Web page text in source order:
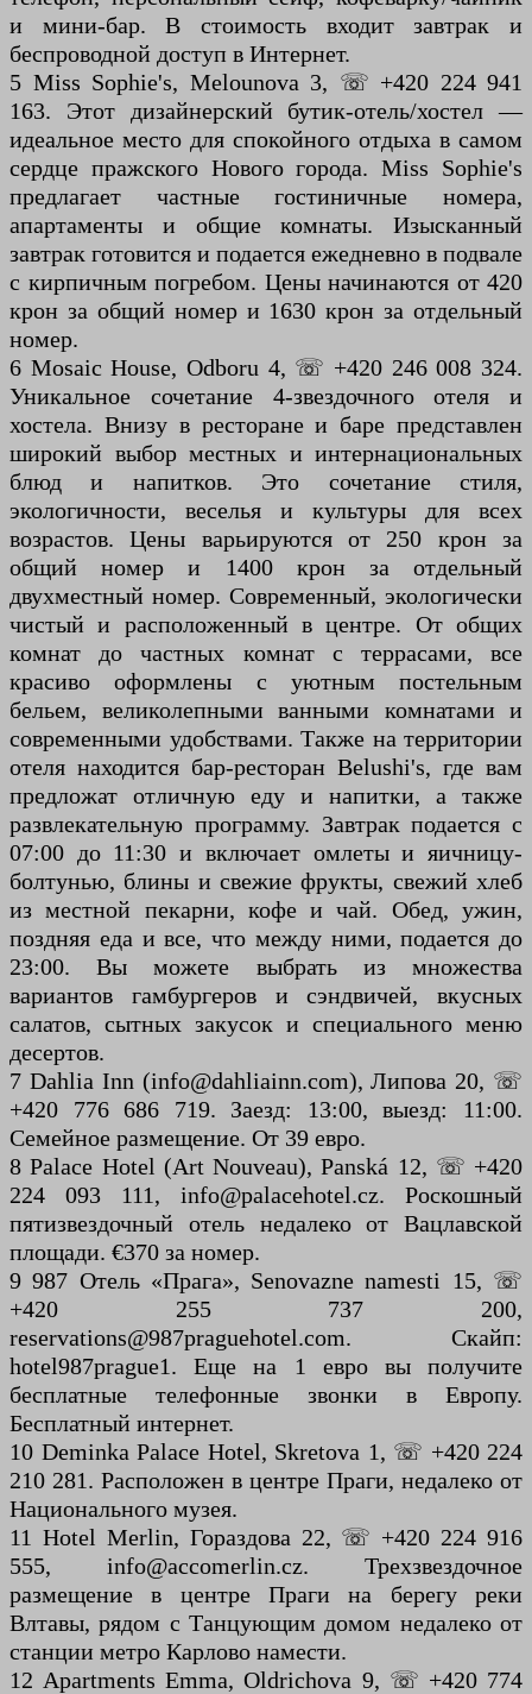
и мини-бар. В стоимость входит завтрак и
беспроводной доступ в Интернет.
5 Miss Sophie's, Melounova 3, ☏ +420 224 941
163. Этот дизайнерский бутик-отель/хостел —
идеальное место для спокойного отдыха в самом
сердце пражского Нового города. Miss Sophie's
предлагает частные гостиничные номера,
апартаменты и общие комнаты. Изысканный
завтрак готовится и подается ежедневно в подвале
с кирпичным погребом. Цены начинаются от 420
крон за общий номер и 1630 крон за отдельный
номер.
6 Mosaic House, Odboru 4, ☏ +420 246 008 324.
Уникальное сочетание 4-звездочного отеля и
хостела. Внизу в ресторане и баре представлен
широкий выбор местных и интернациональных
блюд и напитков. Это сочетание стиля,
экологичности, веселья и культуры для всех
возрастов. Цены варьируются от 250 крон за
общий номер и 1400 крон за отдельный
двухместный номер. Современный, экологически
чистый и расположенный в центре. От общих
комнат до частных комнат с террасами, все
красиво оформлены с уютным постельным
бельем, великолепными ванными комнатами и
современными удобствами. Также на территории
отеля находится бар-ресторан Belushi's, где вам
предложат отличную еду и напитки, а также
развлекательную программу. Завтрак подается с
07:00 до 11:30 и включает омлеты и яичницу-
болтунью, блины и свежие фрукты, свежий хлеб
из местной пекарни, кофе и чай. Обед, ужин,
поздняя еда и все, что между ними, подается до
23:00. Вы можете выбрать из множества
вариантов гамбургеров и сэндвичей, вкусных
салатов, сытных закусок и специального меню
десертов.
7 Dahlia Inn (info@dahliainn.com), Липова 20, ☏
+420 776 686 719. Заезд: 13:00, выезд: 11:00.
Семейное размещение. От 39 евро.
8 Palace Hotel (Art Nouveau), Panská 12, ☏ +420
224 093 111, info@palacehotel.cz. Роскошный
пятизвездочный отель недалеко от Вацлавской
площади. €370 за номер.
9 987 Отель «Прага», Senovazne namesti 15, ☏
+420 255 737 200,
reservations@987praguehotel.com. Скайп:
hotel987prague1. Еще на 1 евро вы получите
бесплатные телефонные звонки в Европу.
Бесплатный интернет.
10 Deminka Palace Hotel, Skretova 1, ☏ +420 224
210 281. Расположен в центре Праги, недалеко от
Национального музея.
11 Hotel Merlin, Гораздова 22, ☏ +420 224 916
555, info@accomerlin.cz. Трехзвездочное
размещение в центре Праги на берегу реки
Влтавы, рядом с Танцующим домом недалеко от
станции метро Карлово намести.
12 Apartments Emma, ​​Oldrichova 9, ☏ +420 774